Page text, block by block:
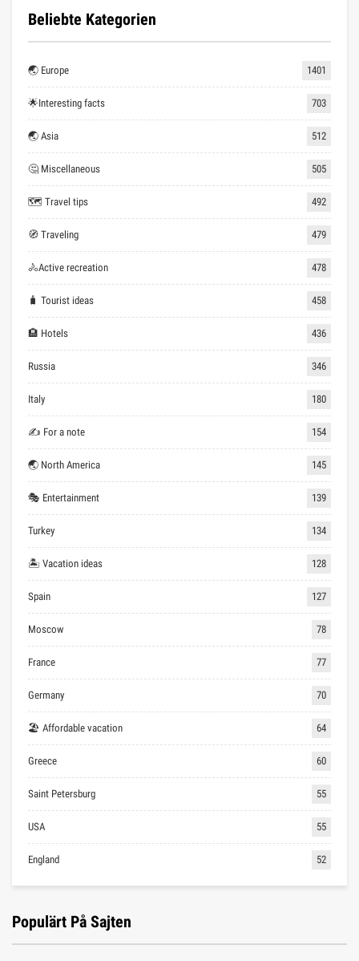
Beliebte Kategorien
🌏 Europe 1401
🌟Interesting facts 703
🌏 Asia 512
🤔 Miscellaneous 505
🗺 Travel tips 492
🧭 Traveling 479
🚴Active recreation 478
🧳 Tourist ideas 458
🏨 Hotels 436
Russia 346
Italy 180
✍ For a note 154
🌏 North America 145
🎭 Entertainment 139
Turkey 134
🏝 Vacation ideas 128
Spain 127
Moscow 78
France 77
Germany 70
🏖 Affordable vacation 64
Greece 60
Saint Petersburg 55
USA 55
England 52
Populärt På Sajten